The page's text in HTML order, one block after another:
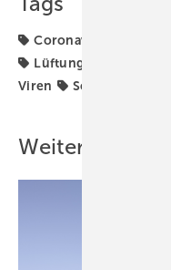
Coronavirus
Lüftungsregeln
Viren
Schule
Weitere Inhalte